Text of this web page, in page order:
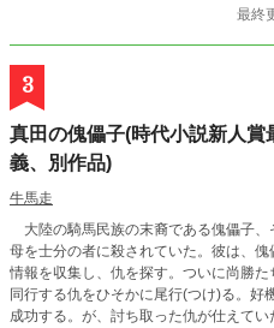
最終
3
真田の傀儡子(時代小説新人賞
義、別作品)
牛馬走
大陸の騎馬民族の末裔である傀儡子、
母を士分の者に殺されていた。彼は、傀
情報を収集し、仇を探す。ついに尚勝
同行する仇をひそかに尾行(つけ)る。好
成功する。が、討ち取った仇が仕えて